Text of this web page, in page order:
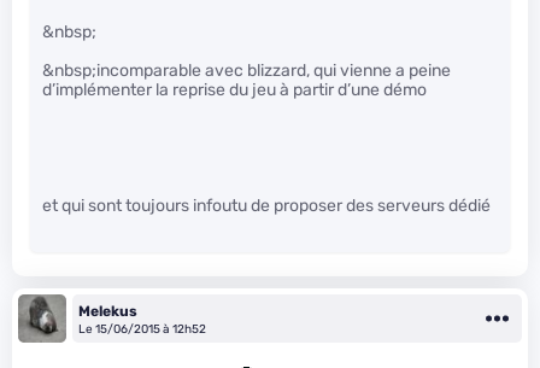
&nbsp;
&nbsp;incomparable avec blizzard, qui vienne a peine
d’implémenter la reprise du jeu à partir d’une démo
et qui sont toujours infoutu de proposer des serveurs dédié
Melekus
Le 15/06/2015 à 12h52